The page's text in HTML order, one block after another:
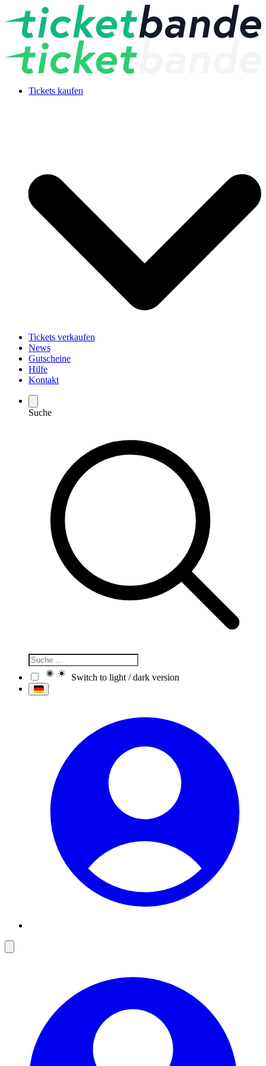
Tickets kaufen
Tickets verkaufen
News
Gutscheine
Hilfe
Kontakt
Suche
Switch to light / dark version